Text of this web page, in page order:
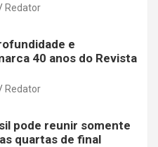
Redator
e
40 anos do Revista
Redator
pode reunir somente
quartas de final